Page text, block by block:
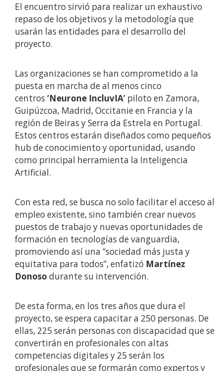
El encuentro sirvió para realizar un exhaustivo
repaso de los objetivos y la metodología que
usarán las entidades para el desarrollo del
proyecto.
Las organizaciones se han comprometido a la
puesta en marcha de al menos cinco
centros ‘Neurone IncluvIA’ piloto en Zamora,
Guipúzcoa, Madrid, Occitanie en Francia y la
región de Beiras y Serra da Estrela en Portugal.
Estos centros estarán diseñados como pequeños
hub de conocimiento y oportunidad, usando
como principal herramienta la Inteligencia
Artificial.
Con esta red, se busca no solo facilitar el acceso al
empleo existente, sino también crear nuevos
puestos de trabajo y nuevas oportunidades de
formación en tecnologías de vanguardia,
promoviendo así una “sociedad más justa y
equitativa para todos”, enfatizó Martínez
Donoso durante su intervención.
De esta forma, en los tres años que dura el
proyecto, se espera capacitar a 250 personas. De
ellas, 225 serán personas con discapacidad que se
convertirán en profesionales con altas
competencias digitales y 25 serán los
profesionales que se formarán como expertos y